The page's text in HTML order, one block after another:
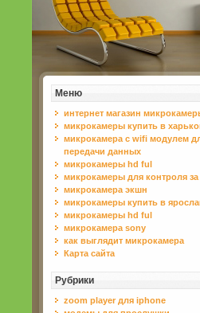
Меню
интернет магазин
микрокамеры купить в
микрокамера с wifi модулем
передачи данных
микрокамеры hd ful
микрокамеры для контроля
микрокамера экшн
микрокамеры купить в
микрокамеры hd ful
микрокамера sony
как выглядит микрокамера
Карта сайта
Рубрики
zoom player для iphone